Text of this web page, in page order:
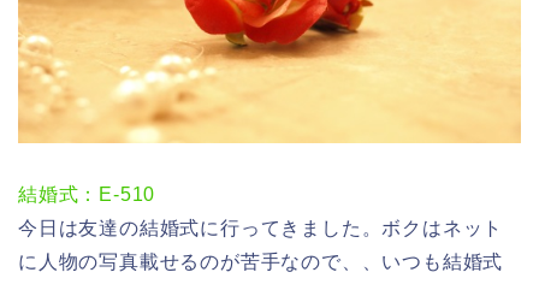
結婚式：E-510
今日は友達の結婚式に行ってきました。ボクはネット
に人物の写真載せるのが苦手なので、、いつも結婚式